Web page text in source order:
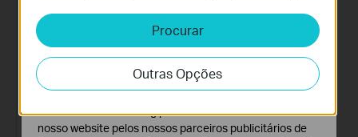
Procurar
Outras Opções
Cookies de Análise e Marketing
Os cookies de analise permite-nos analisar as suas
atividades no nosso website para melhorar e ajustar a
funcionalidade do nosso website.
O cookies de marketing podem ser definidos através do
nosso website pelos nossos parceiros publicitários de